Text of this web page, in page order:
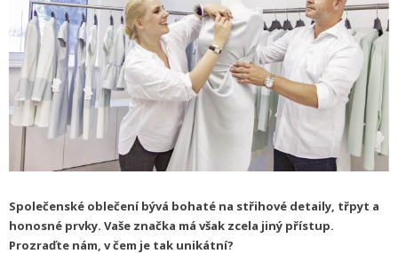
Společenské oblečení bývá bohaté na střihové detaily, třpyt a
honosné prvky. Vaše značka má však zcela jiný přístup.
Prozraďte nám, v čem je tak unikátní?